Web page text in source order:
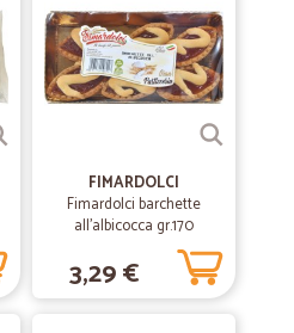
04/03/2020
competitivi, le consegne molto
FIMARDOLCI
Fimardolci barchette
all'albicocca gr.170
3,29 €